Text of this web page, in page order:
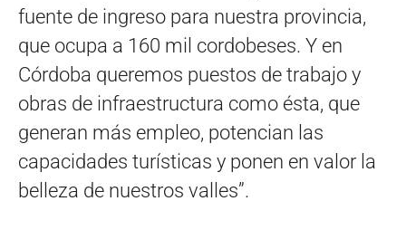
fuente de ingreso para nuestra provincia,
que ocupa a 160 mil cordobeses. Y en
Córdoba queremos puestos de trabajo y
obras de infraestructura como ésta, que
generan más empleo, potencian las
capacidades turísticas y ponen en valor la
belleza de nuestros valles”.